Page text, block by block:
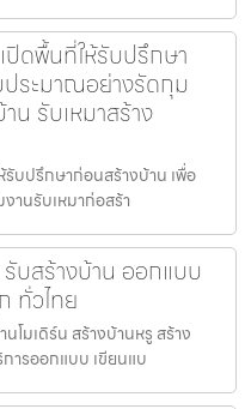
ปิดพื้นที่ให้รับปรึกษา
ระมาณอย่างรัดกุม
น รับเหมาสร้าง
รับปรึกษาก่อนสร้างบ้าน เพื่อ
านรับเหมาก่อสร้า
บสร้างบ้าน ออกแบบ
ทั่วไทย
มเดิร์น สร้างบ้านหรู สร้าง
ารออกแบบ เขียนแบ